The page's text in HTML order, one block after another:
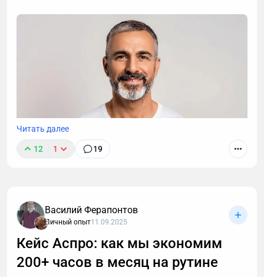
После 40 лет привычные методы тренировок для
Читать далее
12 1 19
Василий Ферапонтов
Личный опыт11.09.2025
Кейс Аспро: как мы экономим
200+ часов в месяц на рутине